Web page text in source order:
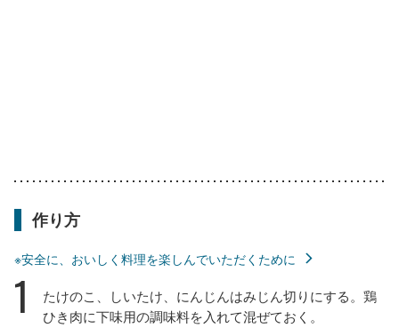
作り方
※安全に、おいしく料理を楽しんでいただくために
1
たけのこ、しいたけ、にんじんはみじん切りにする。鶏
ひき肉に下味用の調味料を入れて混ぜておく。